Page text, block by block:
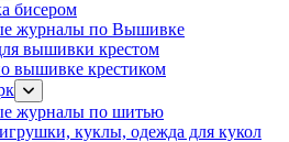
бисером
журналы по Вышивке
вышивки крестом
вышивке крестиком
журналы по шитью
куклы, одежда для кукол